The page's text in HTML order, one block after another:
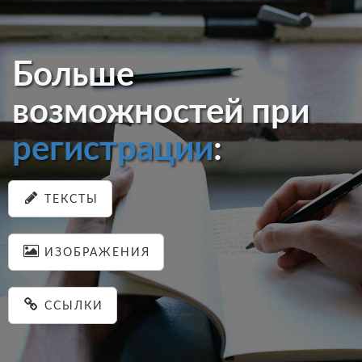
Больше
возможностей при
регистрации:
ТЕКСТЫ
ИЗОБРАЖЕНИЯ
ССЫЛКИ